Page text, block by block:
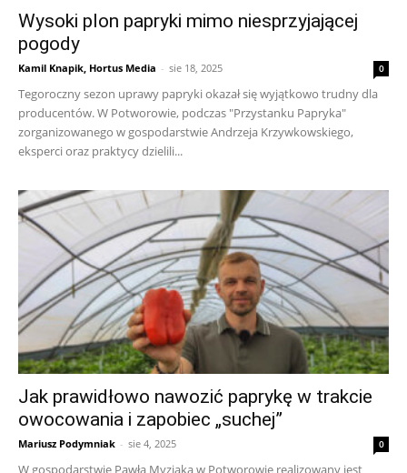
Wysoki plon papryki mimo niesprzyjającej
pogody
Kamil Knapik, Hortus Media - sie 18, 2025 0
Tegoroczny sezon uprawy papryki okazał się wyjątkowo trudny dla
producentów. W Potworowie, podczas "Przystanku Papryka"
zorganizowanego w gospodarstwie Andrzeja Krzywkowskiego,
eksperci oraz praktycy dzielili...
Jak prawidłowo nawozić paprykę w trakcie
owocowania i zapobiec „suchej”
Mariusz Podymniak - sie 4, 2025 0
W gospodarstwie Pawła Myziaka w Potworowie realizowany jest